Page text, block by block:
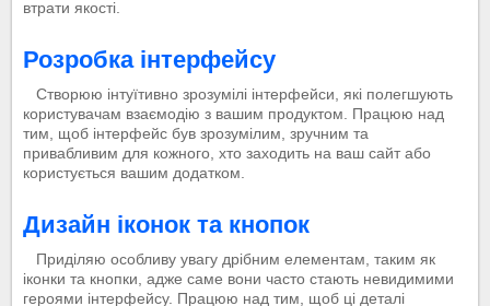
втрати якості.
Розробка інтерфейсу
Створюю інтуїтивно зрозумілі інтерфейси, які полегшують
користувачам взаємодію з вашим продуктом. Працюю над
тим, щоб інтерфейс був зрозумілим, зручним та
привабливим для кожного, хто заходить на ваш сайт або
користується вашим додатком.
Дизайн іконок та кнопок
Приділяю особливу увагу дрібним елементам, таким як
іконки та кнопки, адже саме вони часто стають невидимими
героями інтерфейсу. Працюю над тим, щоб ці деталі